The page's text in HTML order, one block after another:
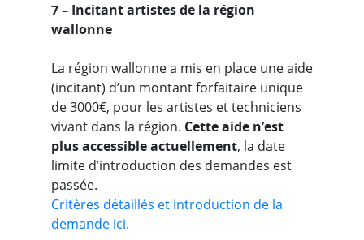
7 – Incitant artistes de la région
wallonne
La région wallonne a mis en place une aide
(incitant) d’un montant forfaitaire unique
de 3000€, pour les artistes et techniciens
vivant dans la région. Cette aide n’est
plus accessible actuellement, la date
limite d’introduction des demandes est
passée.
Critères détaillés et introduction de la
demande ici.